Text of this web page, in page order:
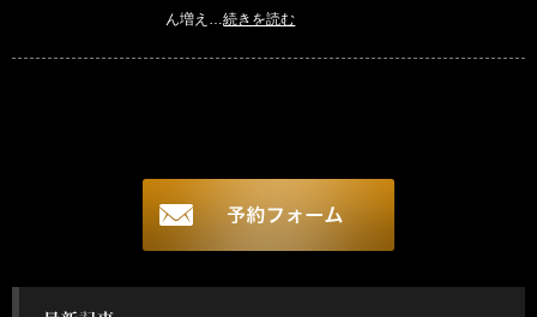
ん増え…続きを読む